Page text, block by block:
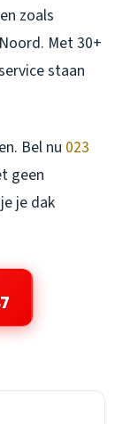
zoals
Met 30+
staan
Bel nu 023
geen
je dak